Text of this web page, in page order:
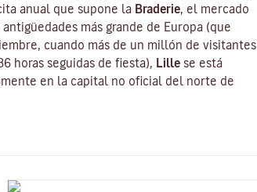
anual que supone la Braderie , el mercado
más grande de Europa (que
cuando más de un millón de visitantes
horas seguidas de fiesta),
Lille se está
en la capital no oficial del norte de